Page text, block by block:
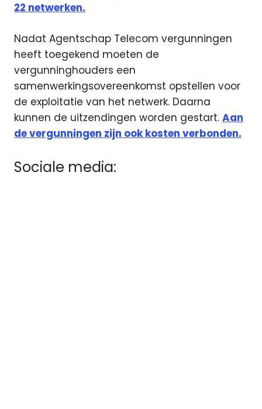
22 netwerken.
Nadat Agentschap Telecom vergunningen
heeft toegekend moeten de
vergunninghouders een
samenwerkingsovereenkomst opstellen voor
de exploitatie van het netwerk. Daarna
kunnen de uitzendingen worden gestart. Aan
de vergunningen zijn ook kosten verbonden.
Sociale media: